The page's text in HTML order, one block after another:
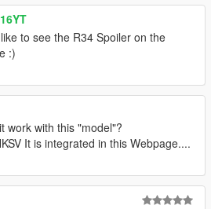
to see the R34 Spoiler on the
:)
work with this "model"?
It is integrated in this Webpage....